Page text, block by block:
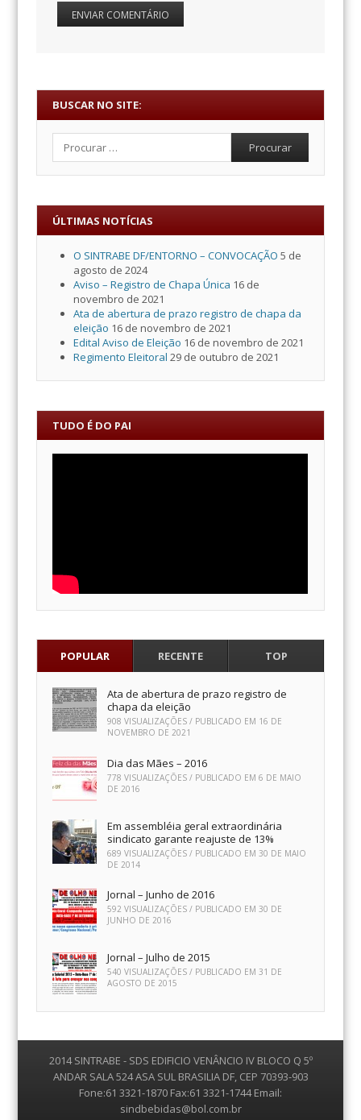
BUSCAR NO SITE:
ÚLTIMAS NOTÍCIAS
O SINTRABE DF/ENTORNO – CONVOCAÇÃO 5 de
agosto de 2024
Aviso – Registro de Chapa Única 16 de
novembro de 2021
Ata de abertura de prazo registro de chapa da
eleição 16 de novembro de 2021
Edital Aviso de Eleição 16 de novembro de 2021
Regimento Eleitoral 29 de outubro de 2021
TUDO É DO PAI
POPULAR RECENTE TOP
Ata de abertura de prazo registro de
chapa da eleição
908 VISUALIZAÇÕES / PUBLICADO EM 16 DE
NOVEMBRO DE 2021
Dia das Mães – 2016
778 VISUALIZAÇÕES / PUBLICADO EM6 DE MAIO
DE 2016
Em assembléia geral extraordinária
sindicato garante reajuste de 13%
689 VISUALIZAÇÕES / PUBLICADO EM 30 DE MAIO
DE 2014
Jornal – Junho de 2016
592 VISUALIZAÇÕES / PUBLICADO EM30 DE
JUNHO DE 2016
Jornal – Julho de 2015
540 VISUALIZAÇÕES / PUBLICADO EM31 DE
AGOSTO DE 2015
2014 SINTRABE - SDS EDIFICIO VENÂNCIO IV BLOCO Q 5º
ANDAR SALA 524 ASA SUL BRASILIA DF, CEP 70393-903
Fone:61 3321-1870 Fax:61 3321-1744 Email:
sindbebidas@bol.com.br